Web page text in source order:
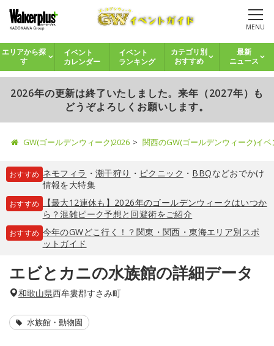
MENU
エリアから探
す
イベント
カレンダー
イベント
ランキング
カテゴリ別
おすすめ
最新
ニュース
2026年の更新は終了いたしました。来年（2027年）も
どうぞよろしくお願いします。
GW(ゴールデンウィーク)2026 関西のGW(ゴールデンウィーク)イ
おすすめ ネモフィラ ・ 潮干狩り ・ ピクニック ・ BBQなどおでかけ
情報を大特集
おすすめ
【最大12連休も】2026年のゴールデンウィークはいつか
ら？混雑ピーク予想と回避術をご紹介
おすすめ 今年のGWどこ行く！？関東・関西・東海エリア別スポ
ットガイド
エビとカニの水族館の詳細データ
和歌山県西牟婁郡すさみ町
水族館・動物園